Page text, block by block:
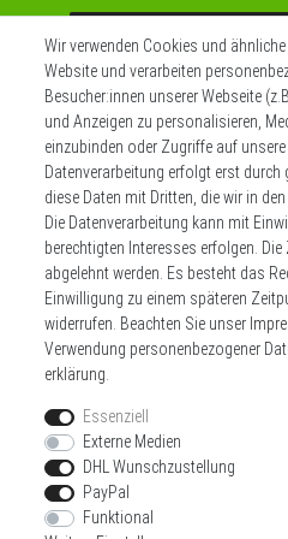
** Hierbei
Widerrufs­recht
Daten­schutz­erklärung
Zahlen sie
Wir verwenden Cookies und
Website und verarbeiten
Besucher:innen unserer Webseite
und Anzeigen zu personalisieren,
einzubinden oder Zugriffe auf
Datenverarbeitung erfolgt erst durch
diese Daten mit Dritten, die wir in
Die Datenverarbeitung kann mit
berechtigten Interesses erfolgen.
abgelehnt werden. Es besteht das
Einwilligung zu einem späteren
widerrufen. Beachten Sie unser
Verwendung personenbezogener
erklärung
Essenziell
Externe Medien
DHL Wunschzustellung
PayPal
Funktional